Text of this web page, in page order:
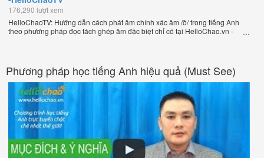
176,290 lượt xem
HelloChaoTV: Hướng dẫn cách phát âm chính xác âm /ð/ trong tiếng Anh
theo phương pháp đọc tách ghép âm đặc biệt chỉ có tại HelloChao.vn -
chẽ nhất thế giới.
Phương pháp học tiếng Anh hiệu quả (Must See)